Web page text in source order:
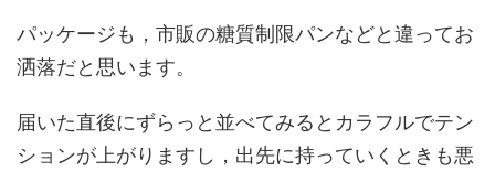
パッケージも，市販の糖質制限パンなどと違ってお
洒落だと思います。
届いた直後にずらっと並べてみるとカラフルでテン
ションが上がりますし，出先に持っていくときも悪